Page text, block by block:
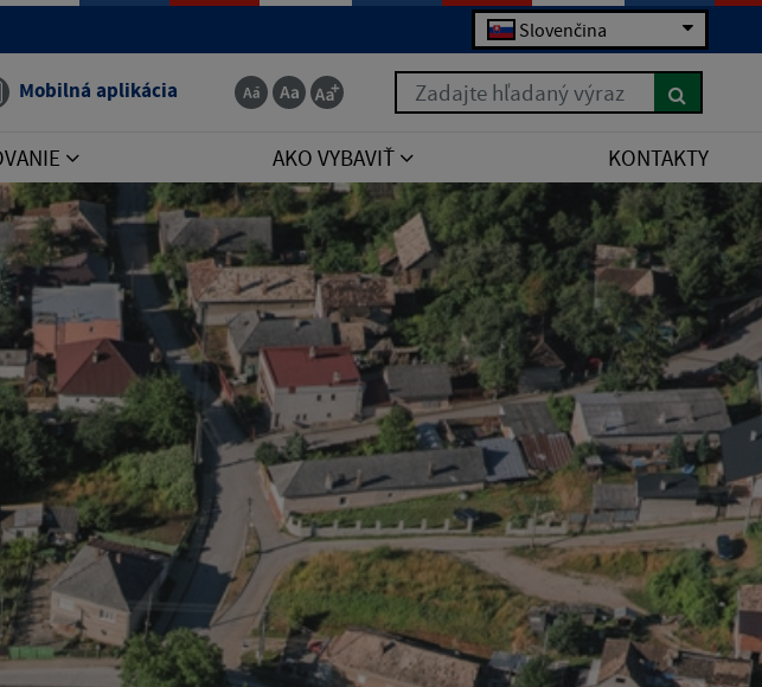
Slovenčina
Mobilná aplikácia Zadajte hľadaný výraz
AKO VYBAVIŤ KONTAKTY